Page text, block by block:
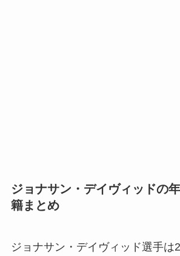
ジョナサン・デイヴィッドの
籍まとめ
ジョナサン・デイヴィッド選手は